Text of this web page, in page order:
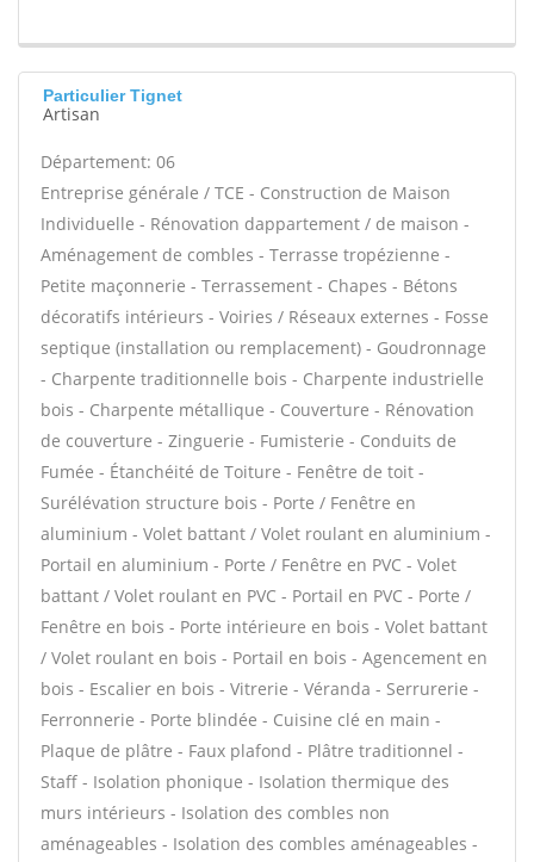
Particulier Tignet
Artisan
Département: 06
Entreprise générale / TCE - Construction de Maison
Individuelle - Rénovation dappartement / de maison -
Aménagement de combles - Terrasse tropézienne -
Petite maçonnerie - Terrassement - Chapes - Bétons
décoratifs intérieurs - Voiries / Réseaux externes - Fosse
septique (installation ou remplacement) - Goudronnage
- Charpente traditionnelle bois - Charpente industrielle
bois - Charpente métallique - Couverture - Rénovation
de couverture - Zinguerie - Fumisterie - Conduits de
Fumée - Étanchéité de Toiture - Fenêtre de toit -
Surélévation structure bois - Porte / Fenêtre en
aluminium - Volet battant / Volet roulant en aluminium -
Portail en aluminium - Porte / Fenêtre en PVC - Volet
battant / Volet roulant en PVC - Portail en PVC - Porte /
Fenêtre en bois - Porte intérieure en bois - Volet battant
/ Volet roulant en bois - Portail en bois - Agencement en
bois - Escalier en bois - Vitrerie - Véranda - Serrurerie -
Ferronnerie - Porte blindée - Cuisine clé en main -
Plaque de plâtre - Faux plafond - Plâtre traditionnel -
Staff - Isolation phonique - Isolation thermique des
murs intérieurs - Isolation des combles non
aménageables - Isolation des combles aménageables -